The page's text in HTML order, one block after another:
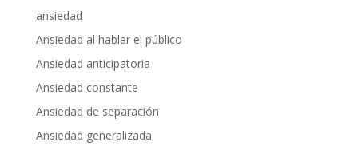
ansiedad
Ansiedad al hablar el público
Ansiedad anticipatoria
Ansiedad constante
Ansiedad de separación
Ansiedad generalizada